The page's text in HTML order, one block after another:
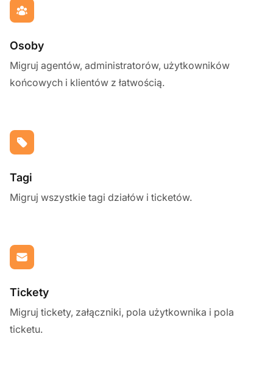
Osoby
Migruj agentów, administratorów, użytkowników
końcowych i klientów z łatwością.
Tagi
Migruj wszystkie tagi działów i ticketów.
Tickety
Migruj tickety, załączniki, pola użytkownika i pola
ticketu.